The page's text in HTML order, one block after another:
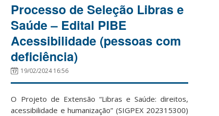
Processo de Seleção Libras e
Saúde – Edital PIBE
Acessibilidade (pessoas com
deficiência)
19/02/2024 16:56
O Projeto de Extensão “Libras e Saúde: direitos,
acessibilidade e humanização” (SIGPEX 202315300)